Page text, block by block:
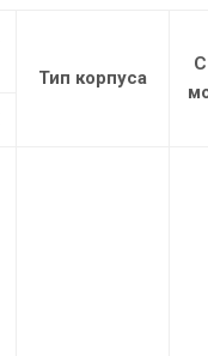
Тип корпуса